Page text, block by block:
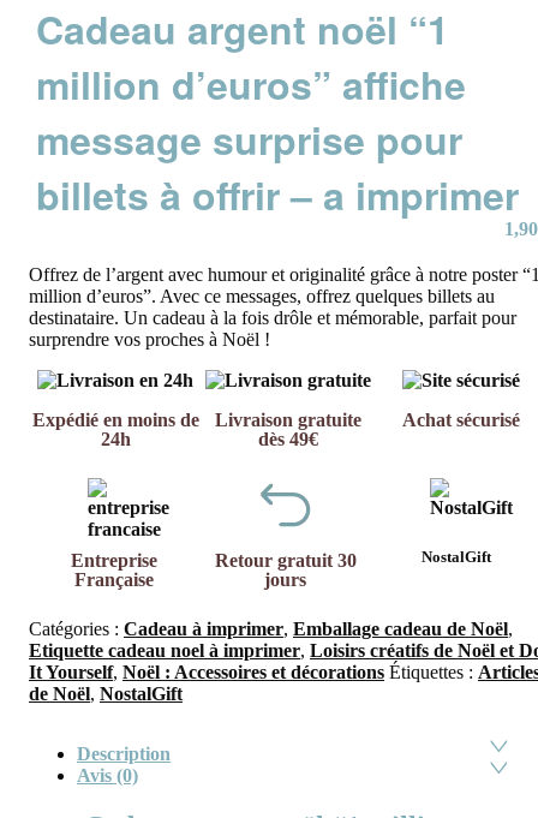
Cadeau argent noël “1
million d’euros” affiche
message surprise pour
billets à offrir – a imprimer
1,90
Offrez de l’argent avec humour et originalité grâce à notre poster
million d’euros”. Avec ce messages, offrez quelques billets au
destinataire. Un cadeau à la fois drôle et mémorable, parfait pour
surprendre vos proches à Noël !
Expédié en moins de
24h
Livraison gratuite
dès 49€
Achat sécurisé
Entreprise
Française
Retour gratuit 30
jours
NostalGift
Catégories : Cadeau à imprimer, Emballage cadeau de Noël,
Etiquette cadeau noel à imprimer, Loisirs créatifs de Noël et
It Yourself, Noël : Accessoires et décorations Étiquettes :
de Noël, NostalGift
Description
Avis (0)